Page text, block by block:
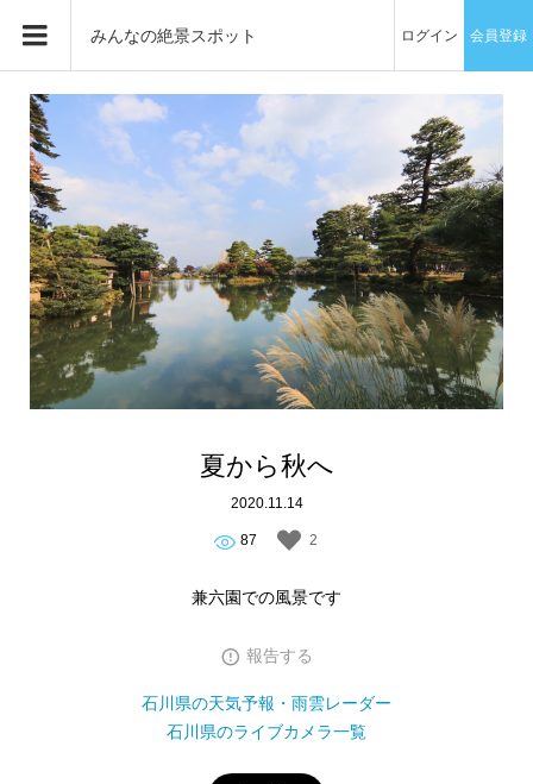
みんなの絶景スポット ログイン 会員登録
夏から秋へ
2020.11.14
87 2
兼六園での風景です
報告する
石川県の天気予報・雨雲レーダー
石川県のライブカメラ一覧